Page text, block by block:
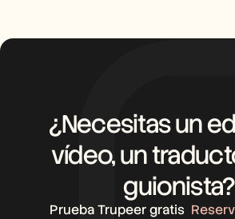
¿Necesitas un
vídeo, un
guionista?
Prueba Trupeer gratis